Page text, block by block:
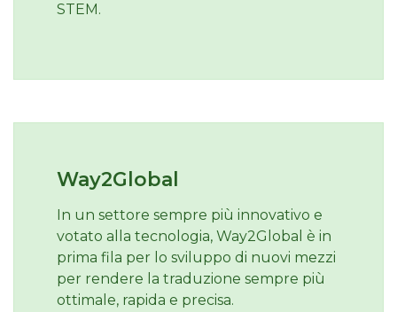
STEM.
Way2Global
In un settore sempre più innovativo e
votato alla tecnologia, Way2Global è in
prima fila per lo sviluppo di nuovi mezzi
per rendere la traduzione sempre più
ottimale, rapida e precisa.